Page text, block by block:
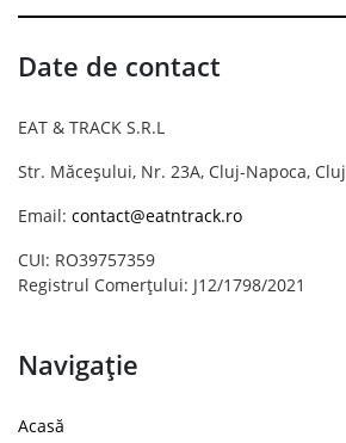
Date de contact
EAT & TRACK S.R.L
Str. Măceșului, Nr. 23A, Cluj-Napoca, Cluj
Email: contact@eatntrack.ro
CUI: RO39757359
Registrul Comerțului: J12/1798/2021
Navigație
Acasă